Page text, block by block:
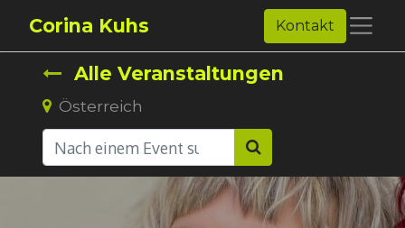
Corina Kuhs Kontakt
Alle Veranstaltungen
Österreich